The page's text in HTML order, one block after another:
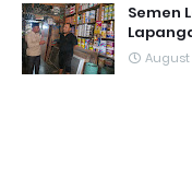
Semen
August